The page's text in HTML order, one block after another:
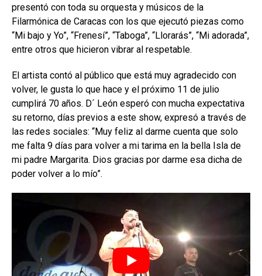
presentó con toda su orquesta y músicos de la
Filarmónica de Caracas con los que ejecutó piezas como
“Mi bajo y Yo”, “Frenesí”, “Taboga”, “Llorarás”, “Mi adorada”,
entre otros que hicieron vibrar al respetable.
El artista contó al público que está muy agradecido con
volver, le gusta lo que hace y el próximo 11 de julio
cumplirá 70 años. D´ León esperó con mucha expectativa
su retorno, días previos a este show, expresó a través de
las redes sociales: “Muy feliz al darme cuenta que solo
me falta 9 días para volver a mi tarima en la bella Isla de
mi padre Margarita. Dios gracias por darme esa dicha de
poder volver a lo mío”.